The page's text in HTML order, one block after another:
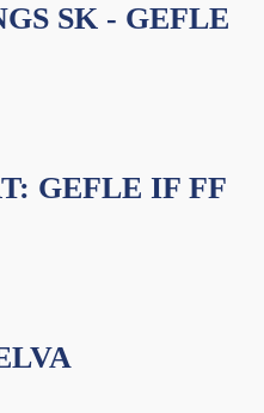
SK - GEFLE
GEFLE IF FF